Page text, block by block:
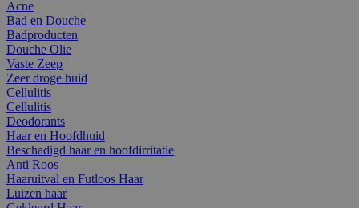
Acne
Bad en Douche
Badproducten
Douche Olie
Vaste Zeep
Zeer droge huid
Cellulitis
Cellulitis
Deodorants
Haar en Hoofdhuid
Beschadigd haar en hoofdirritatie
Anti Roos
Haaruitval en Futloos Haar
Luizen haar